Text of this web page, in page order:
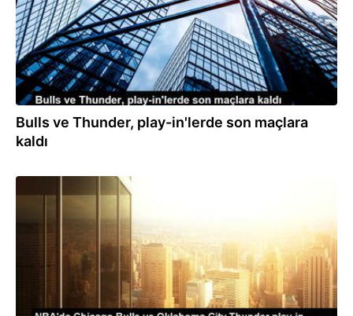
Bulls ve Thunder, play-in'lerde son maçlara
kaldı
13.04.2023